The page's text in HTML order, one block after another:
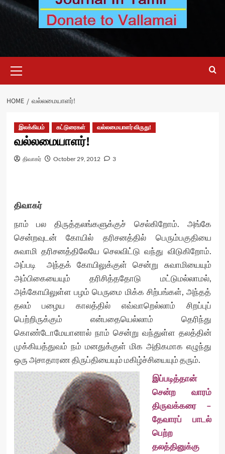
Menu
HOME வல்லமையாளர்!
இலக்கியம் கட்டுரைகள் வல்லமையாளர் விருது!
வல்லமையாளர்!
திவாகர் October 29, 2012 3
திவாகர்
நாம் பல திருத்தலங்களுக்குச் செல்கிறோம். அங்கே
சென்றவுடன் கோயில் தரிசனத்தில் பெரும்பகுதியை
சுவாமி தரிசனத்திலேயே செலவிட்டு வந்து விடுகிறோம்.
அப்படி அந்தக் கோயிலுக்குள் சென்று சுவாமியையும்
அம்பிகையையும் தரிசித்ததோடு மட்டுமல்லாமல்,
அக்கோயிலுள்ள பழம் பெருமை மிக்க சிற்பங்கள், அந்தத்
தலம் பழைய காலத்தில் எவ்வாறெல்லாம் சிறப்புப்
பெற்றிருக்கும் என்பதையெல்லாம் தெரிந்து
கொண்டோமேயானால் நாம் சென்று வந்துள்ள தலத்தின்
முக்கியத்துவம் நம் மனதுக்குள் மிக அதிகமாக எழுந்து
ஒரு அசாதாரண திருப்தியையும் மகிழ்ச்சியையும் தரும்.
இப்படித்தான்
சென்ற வாரம்
திருவக்கரை –
தேவாரப் பாடல்
பெற்ற
தலத்தினுக்கு